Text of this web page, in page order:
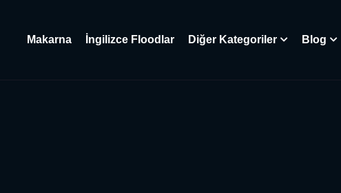
Makarna İngilizce Floodlar Diğer Kategoriler Blog